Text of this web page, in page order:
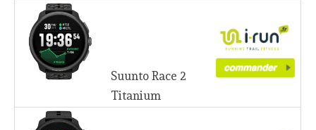
Suunto Race 2
Titanium